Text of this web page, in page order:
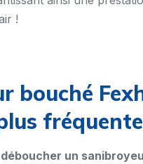
!
bouché
déboucher un